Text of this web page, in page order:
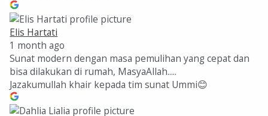
Elis Hartati
1 month ago
Sunat modern dengan masa pemulihan yang cepat dan
bisa dilakukan di rumah, MasyaAllah.....
Jazakumullah khair kepada tim sunat Ummi😊